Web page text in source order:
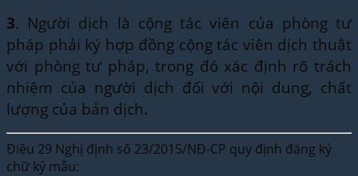
3. Người dịch là cộng tác viên của phòng tư
pháp phải ký hợp đồng cộng tác viên dịch thuật
với phòng tư pháp, trong đó xác định rõ trách
nhiệm của người dịch đối với nội dung, chất
lượng của bản dịch.
Điều 29 Nghị định số 23/2015/NĐ-CP quy định đăng ký
chữ ký mẫu: